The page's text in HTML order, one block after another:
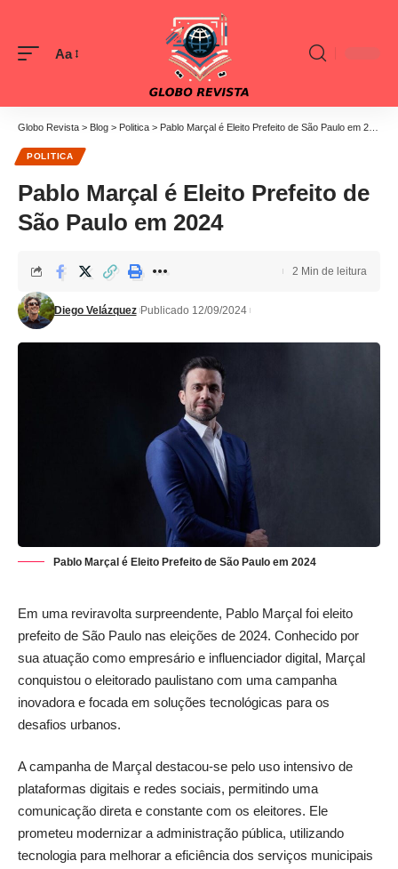
Aa
Globo Revista > Blog > Politica > Pablo Marçal é Eleito Prefeito de São Paulo em 2024
POLITICA
Pablo Marçal é Eleito Prefeito de
São Paulo em 2024
Diego Velázquez Publicado 12/09/2024
2 Min de leitura
Pablo Marçal é Eleito Prefeito de São Paulo em 2024
Em uma reviravolta surpreendente, Pablo Marçal foi eleito
prefeito de São Paulo nas eleições de 2024. Conhecido por
sua atuação como empresário e influenciador digital, Marçal
conquistou o eleitorado paulistano com uma campanha
inovadora e focada em soluções tecnológicas para os
desafios urbanos.
A campanha de Marçal destacou-se pelo uso intensivo de
plataformas digitais e redes sociais, permitindo uma
comunicação direta e constante com os eleitores. Ele
prometeu modernizar a administração pública, utilizando
tecnologia para melhorar a eficiência dos serviços municipais